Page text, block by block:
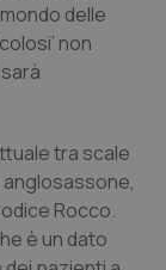
delle
non
tra scale
anglosassone,
Rocco.
è un dato
/Dominio